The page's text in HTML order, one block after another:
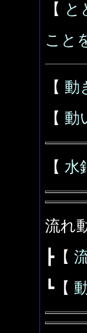
【 と
こと
【 動
【 動
【 水
流れ
┣【
┗【